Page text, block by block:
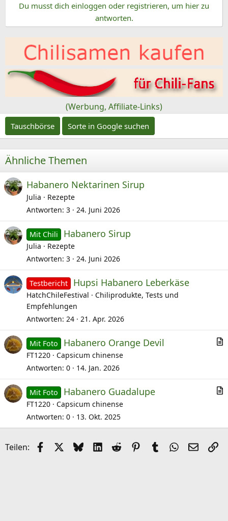
t
e
Du musst dich einloggen oder registrieren, um hier zu
antworten.
(Werbung, Affiliate-Links)
Tauschbörse Sorte in Google suchen
Ähnliche Themen
Habanero Nektarinen Sirup
Julia
Rezepte
Antworten 3 24. Juni 2026
Mit Chili Habanero Sirup
Julia
Rezepte
Antworten 3 24. Juni 2026
Testbericht Hupsi Habanero Leberkäse
HatchChileFestival
Chiliprodukte, Tests und
Empfehlungen
Antworten 24 21. Apr. 2026
i
Mit Foto Habanero Orange Devil
FT1220
Capsicum chinense
Antworten 0 14. Jan. 2026
i
Mit Foto Habanero Guadalupe
FT1220
Capsicum chinense
Antworten 0 13. Okt. 2025
Teilen: FacebookX (Twitter)
BlueskyLinkedIn
Reddit Pinterest
Tumblr WhatsApp
E-Mail